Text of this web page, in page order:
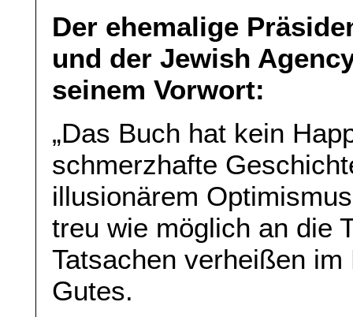
Der ehemalige
und der Jewish
seinem Vorwort:
„Das Buch hat kein
schmerzhafte
illusionärem
treu wie möglich an die
Tatsachen verheißen
Gutes.